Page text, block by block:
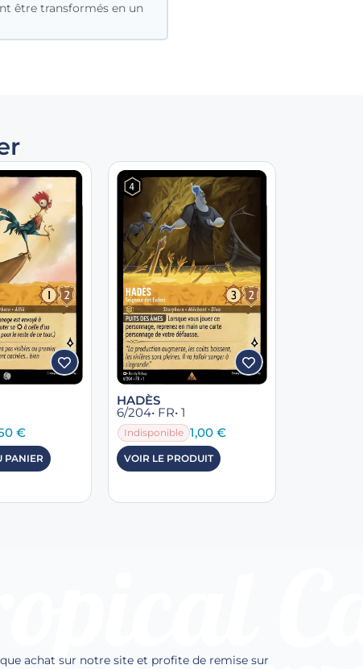
être transformés en un
€
PANIER
HADÈS
6/204• FR• 1
Indisponible 1,00 €
VOIR LE PRODUIT
achat sur notre site et profite de remise sur